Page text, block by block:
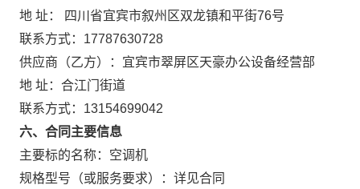
地 址： 四川省宜宾市叙州区双龙镇和平街76号
联系方式：17787630728
供应商（乙方）：宜宾市翠屏区天豪办公设备经营部
地 址：合江门街道
联系方式：13154699042
六、合同主要信息
主要标的名称：空调机
规格型号（或服务要求）：详见合同